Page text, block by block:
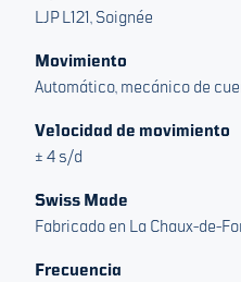
LJP L121, Soignée
Movimiento
Automático, mecánico de
Velocidad de movimiento
± 4 s/d
Swiss Made
Fabricado en La Chaux-de-
Frecuencia